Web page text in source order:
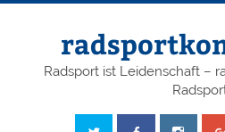
Radsport ist Leidenschaft –